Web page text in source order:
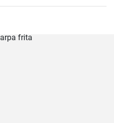
bela crosta dourada e marrom,